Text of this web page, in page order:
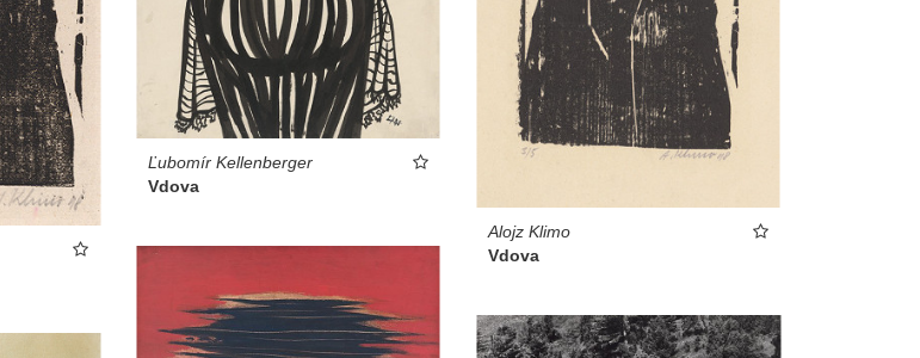
Alojz Klimo
Vdova
Ľubomír Kellenberger
Vdova